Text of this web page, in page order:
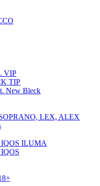
VIP
TIP
New Bleck
LEX, ALEX
IQOS ILUMA